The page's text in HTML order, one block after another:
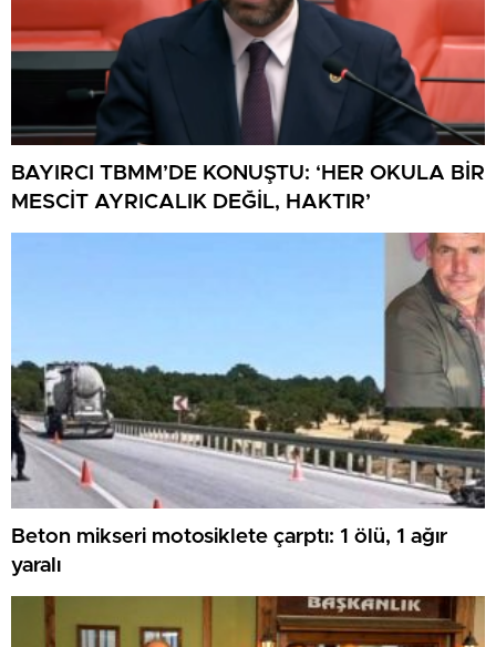
BAYIRCI TBMM’DE KONUŞTU: ‘HER OKULA BİR
MESCİT AYRICALIK DEĞİL, HAKTIR’
Beton mikseri motosiklete çarptı: 1 ölü, 1 ağır
yaralı